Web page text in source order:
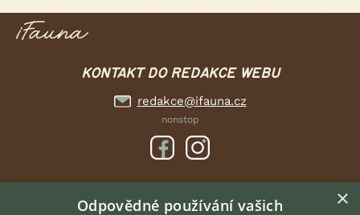
KONTAKT DO REDAKCE WEBU
redakce@ifauna.cz
nonstop
DOMOVSKÁ STRÁNKA
×
Odpovědné používání vašich